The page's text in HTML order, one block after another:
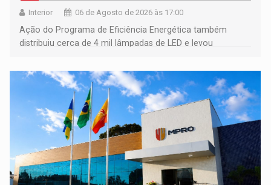
Interior 06 de Agosto de 2026 às 17:00
Ação do Programa de Eficiência Energética também
distribuiu cerca de 4 mil lâmpadas de LED e levou
comunidade